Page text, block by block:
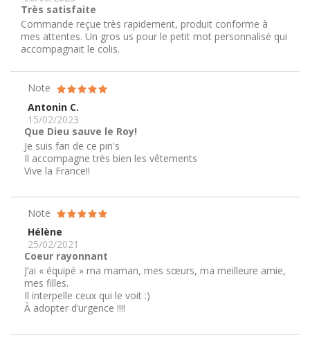
Très satisfaite
Commande reçue très rapidement, produit conforme à
mes attentes. Un gros us pour le petit mot personnalisé qui
accompagnait le colis.
Note
Antonin C.
15/02/2023
Que Dieu sauve le Roy!
Je suis fan de ce pin's
Il accompagne très bien les vêtements
Vive la France!!
Note
Hélène
25/02/2021
Coeur rayonnant
J’ai « équipé » ma maman, mes sœurs, ma meilleure amie,
mes filles.
Il interpelle ceux qui le voit :)
À adopter d’urgence !!!!